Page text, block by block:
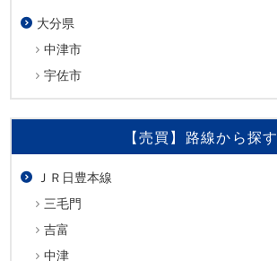
大分県
中津市
宇佐市
【売買】路線から探す
ＪＲ日豊本線
三毛門
吉富
中津